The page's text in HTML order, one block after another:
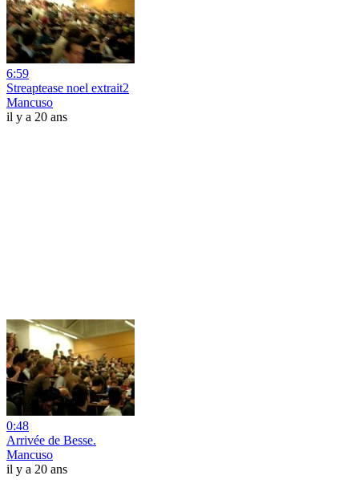
6:59
Streaptease noel extrait2
Mancuso
il y a 20 ans
0:48
Arrivée de Besse.
Mancuso
il y a 20 ans